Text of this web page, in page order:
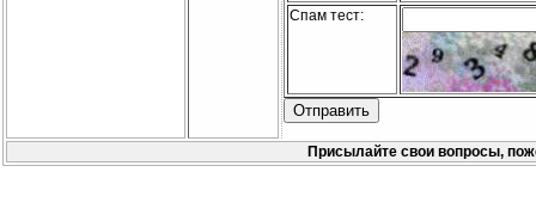
Спам тест:
Присылайте свои вопросы,